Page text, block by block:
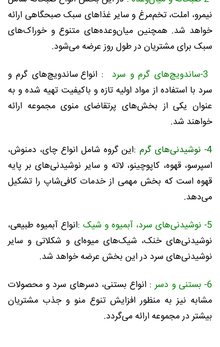
نیمرو، املت، تخم‌مرغ و سایر غذاهای سبک صبحگاهی ارائه
خواهد شد. همچنین میان‌وعده‌های متنوع و خوراک‌های
سبک برای مشتریان در طول روز عرضه می‌شود.
انواع ساندویچ‌های گرم و
سرد با استفاده از مواد اولیه تازه و باکیفیت تهیه شده و به
عنوان یکی از بخش‌های پرتقاضای منوی مجموعه ارائه
خواهند شد.
4- نوشیدنی‌های گرم :
این گروه شامل انواع چای، دمنوش،
اسپرسو، قهوه، کاپوچینو، لاته و سایر نوشیدنی‌های بر پایه
قهوه است که بخش مهمی از خدمات کافی‌شاپ را تشکیل
می‌دهد.
5- نوشیدنی‌های سرد، آبمیوه و شیک :
انواع آبمیوه طبیعی،
نوشیدنی‌های خنک، شیک‌های میوه‌ای و شکلاتی و سایر
نوشیدنی‌های سرد در این بخش عرضه خواهد شد.
6- بستنی و دسر :
انواع بستنی، دسرهای سرد و محصولات
مشابه نیز به منظور افزایش تنوع منو و جذب مشتریان
بیشتر در مجموعه ارائه می‌گردد.